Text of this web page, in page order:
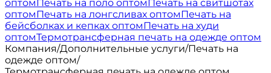
оптомПечать на поло оптомПечать на свитшотах
оптомПечать на лонгсливах оптомПечать на
бейсболках и кепках оптомПечать на худи
оптомТермотрансферная печать на одежде оптом
Компания/Дополнительные услуги/Печать на
одежде оптом/